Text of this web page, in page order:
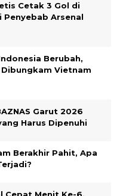
Cetak 3 Gol di
Penyebab Arsenal
Berubah,
Vietnam
Garut 2026
Harus Dipenuhi
Berakhir Pahit, Apa